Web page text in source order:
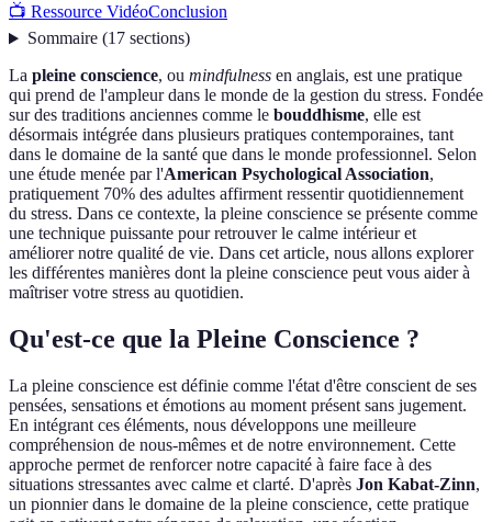
📺 Ressource VidéoConclusion
Sommaire(17 sections)
La pleine conscience, ou mindfulness en anglais, est une pratique
qui prend de l'ampleur dans le monde de la gestion du stress. Fondée
sur des traditions anciennes comme le bouddhisme, elle est
désormais intégrée dans plusieurs pratiques contemporaines, tant
dans le domaine de la santé que dans le monde professionnel. Selon
une étude menée par l'American Psychological Association,
pratiquement 70% des adultes affirment ressentir quotidiennement
du stress. Dans ce contexte, la pleine conscience se présente comme
une technique puissante pour retrouver le calme intérieur et
améliorer notre qualité de vie. Dans cet article, nous allons explorer
les différentes manières dont la pleine conscience peut vous aider à
maîtriser votre stress au quotidien.
Qu'est-ce que la Pleine Conscience ?
La pleine conscience est définie comme l'état d'être conscient de ses
pensées, sensations et émotions au moment présent sans jugement.
En intégrant ces éléments, nous développons une meilleure
compréhension de nous-mêmes et de notre environnement. Cette
approche permet de renforcer notre capacité à faire face à des
situations stressantes avec calme et clarté. D'après Jon Kabat-Zinn,
un pionnier dans le domaine de la pleine conscience, cette pratique